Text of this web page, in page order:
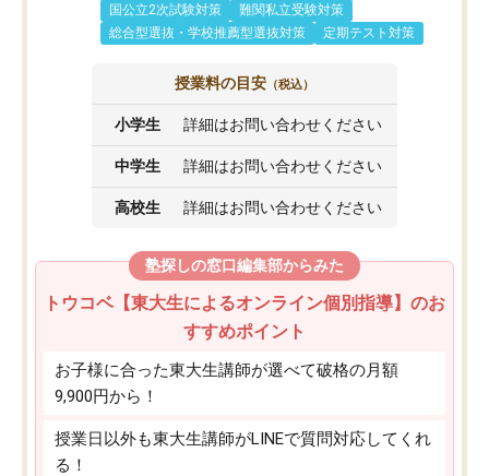
国公立2次試験対策
難関私立受験対策
総合型選抜・学校推薦型選抜対策
定期テスト対策
授業料の目安 （税込）
小学生 詳細はお問い合わせください
中学生 詳細はお問い合わせください
高校生 詳細はお問い合わせください
塾探しの窓口編集部からみた
トウコベ【東大生によるオンライン個別指導】のお
すすめポイント
お子様に合った東大生講師が選べて破格の月額
9,900円から！
授業日以外も東大生講師がLINEで質問対応してくれ
る！